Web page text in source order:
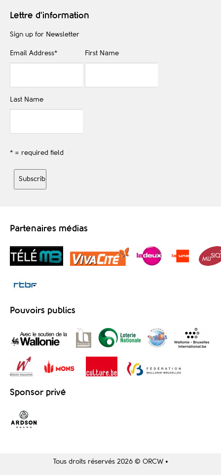
Lettre d'information
Sign up for Newsletter
Email Address* First Name
Last Name
* = required field
Partenaires médias
Pouvoirs publics
Sponsor privé
Tous droits réservés 2026 © ORCW •